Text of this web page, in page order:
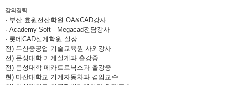
강의경력
· 부산 효원전산학원 OA&CAD강사
· Academy Soft - Megacad전담강사
· 롯데CAD설계학원 실장
전) 두산중공업 기술교육원 사외강사
전) 문성대학 기계설계과 출강중
전) 문성대학 메카트로닉스과 출강중
현) 마산대학교 기계자동차과 겸임교수